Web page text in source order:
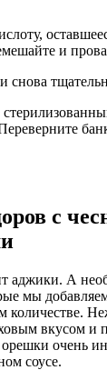
и
снова
с
аджики. А
мы
вкусом и
очень
соусе.